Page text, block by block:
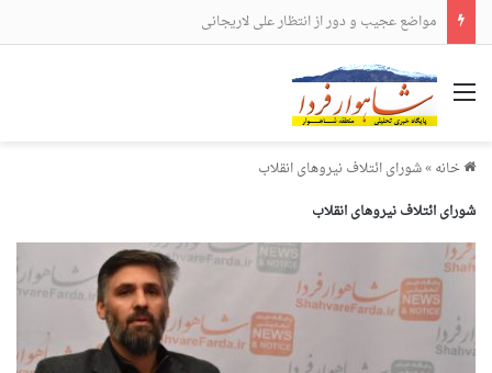
مواضع عجیب و دور از انتظار علی لاریجانی
منو
خانه»شورای ائتلاف نیروهای انقلاب
شورای ائتلاف نیروهای انقلاب